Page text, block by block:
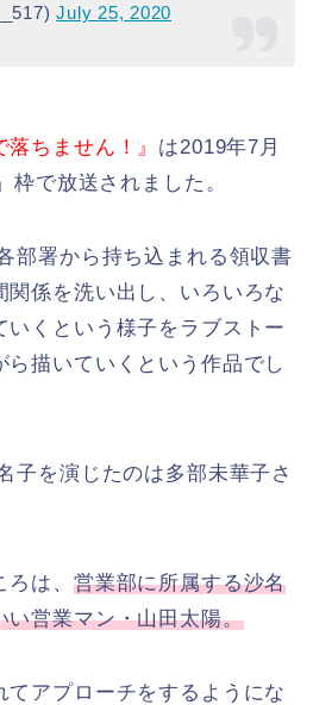
July 25, 2020
ちません！』 は2019年7月
枠で放送されました。
部署から持ち込まれる領収書
関係を洗い出し、いろいろな
いくという様子をラブストー
ら描いていくという作品でし
子を演じたのは多部未華子さ
は、 営業部に所属する沙名
い営業マン・山田太陽。
てアプローチをするようにな